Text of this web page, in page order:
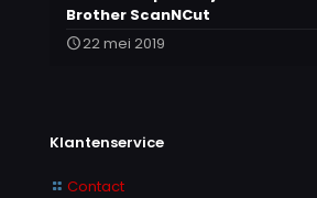
Brother ScanNCut
22 mei 2019
Klantenservice
Contact